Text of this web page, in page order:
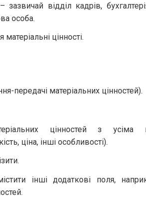
зазвичай відділ кадрів,
особа.
цінності.
передачі матеріальних цінностей).
цінностей з усіма
ціна, інші особливості).
інші додаткові поля,